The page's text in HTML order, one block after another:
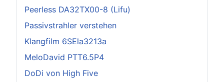
Peerless DA32TX00-8 (Lifu)
Passivstrahler verstehen
Klangfilm 6SEla3213a
MeloDavid PTT6.5P4
DoDi von High Five